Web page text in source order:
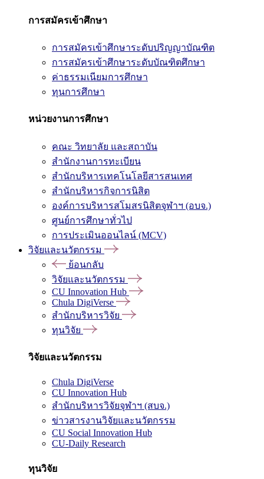
การสมัครเข้าศึกษา
การสมัครเข้าศึกษาระดับปริญญาบัณฑิต
การสมัครเข้าศึกษาระดับบัณฑิตศึกษา
ค่าธรรมเนียมการศึกษา
ทุนการศึกษา
หน่วยงานการศึกษา
คณะ วิทยาลัย และสถาบัน
สำนักงานการทะเบียน
สำนักบริหารเทคโนโลยีสารสนเทศ
สำนักบริหารกิจการนิสิต
องค์การบริหารสโมสรนิสิตจุฬาฯ (อบจ.)
ศูนย์การศึกษาทั่วไป
การประเมินออนไลน์ (MCV)
วิจัยและนวัตกรรม
ย้อนกลับ
วิจัยและนวัตกรรม
CU Innovation Hub
Chula DigiVerse
สำนักบริหารวิจัย
ทุนวิจัย
วิจัยและนวัตกรรม
Chula DigiVerse
CU Innovation Hub
สำนักบริหารวิจัยจุฬาฯ (สบจ.)
ข่าวสารงานวิจัยและนวัตกรรม
CU Social Innovation Hub
CU-Daily Research
ทุนวิจัย